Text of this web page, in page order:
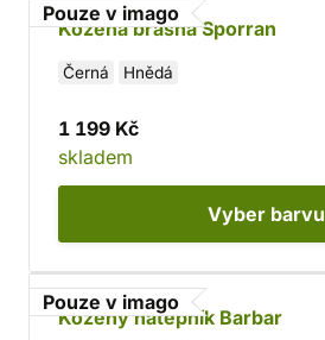
Pouze v imago
Kožená brašna Sporran
Černá Hnědá
1 199 Kč
skladem
Vyber barvu
Pouze v imago
Kožený nátepník Barbar